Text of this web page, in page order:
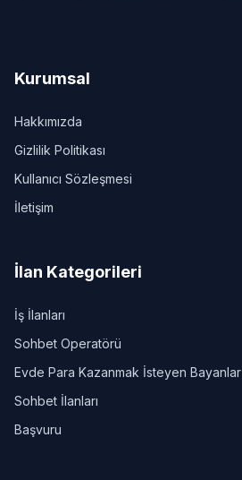
Kurumsal
Hakkımızda
Gizlilik Politikası
Kullanıcı Sözleşmesi
İletişim
İlan Kategorileri
İş İlanları
Sohbet Operatörü
Evde Para Kazanmak İsteyen Bayanlar
Sohbet İlanları
Başvuru